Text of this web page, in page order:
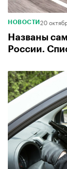
НОВОСТИ 20
Названы
России.